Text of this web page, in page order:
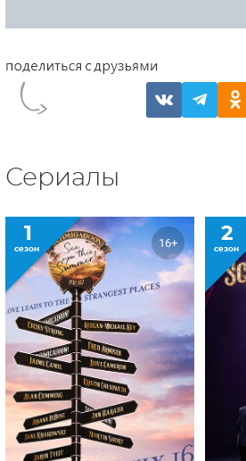
Сериалы
1
сезон 16+ 2
сезон